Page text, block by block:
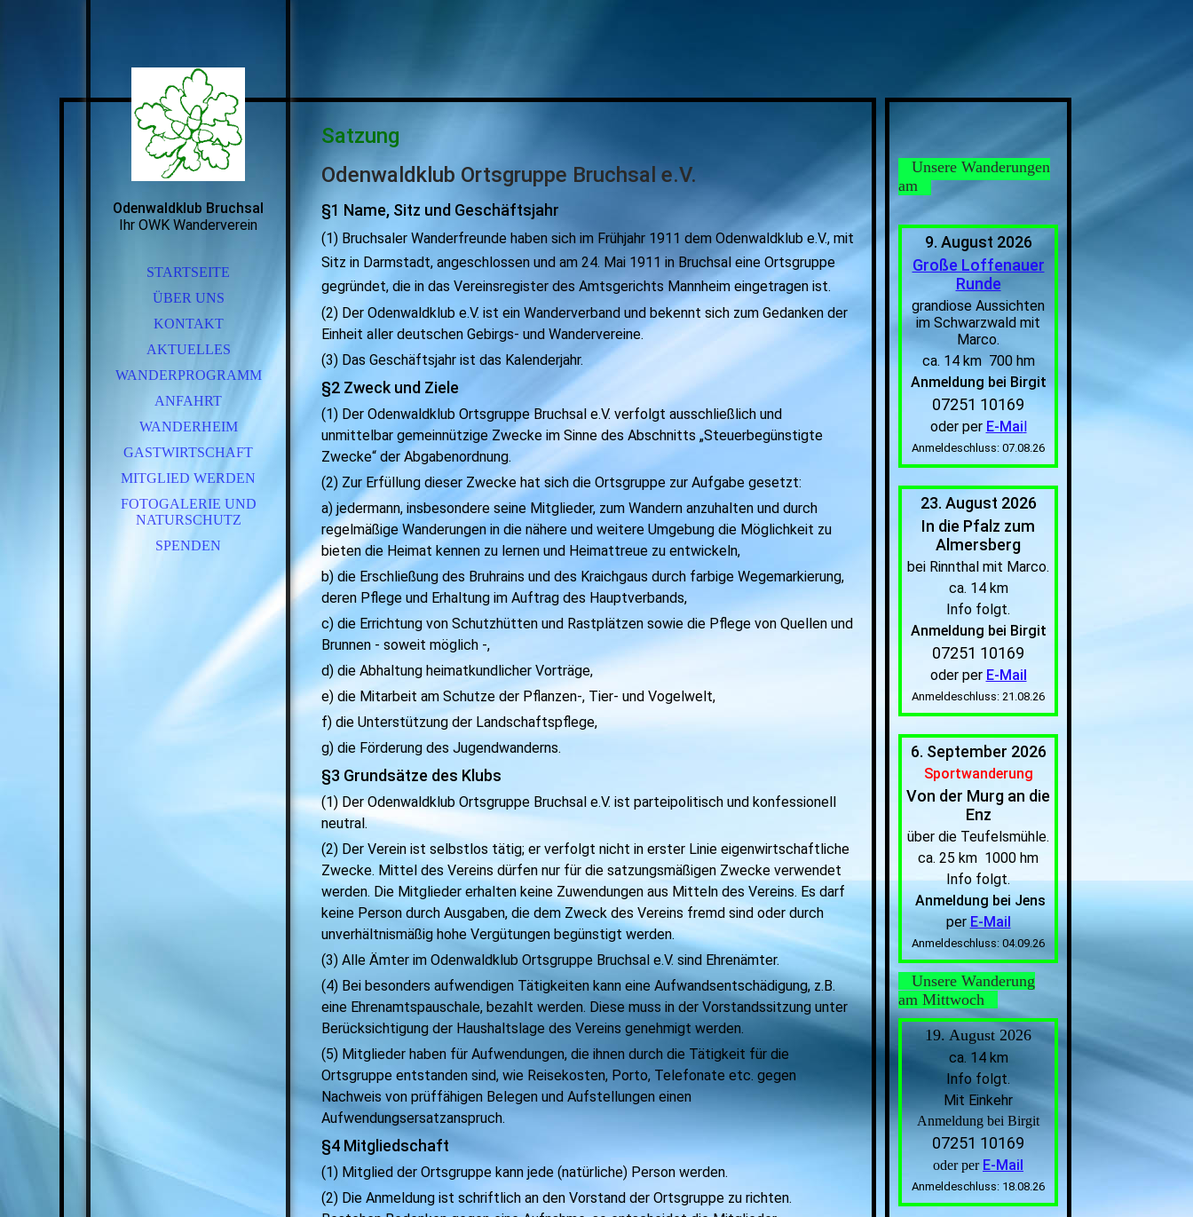
Odenwaldklub Bruchsal
Ihr OWK Wanderverein
STARTSEITE
ÜBER UNS
KONTAKT
AKTUELLES
WANDERPROGRAMM
ANFAHRT
WANDERHEIM
GASTWIRTSCHAFT
MITGLIED WERDEN
FOTOGALERIE UND
NATURSCHUTZ
SPENDEN
Satzung
Odenwaldklub Ortsgruppe Bruchsal e.V.
§1 Name, Sitz und Geschäftsjahr
(1) Bruchsaler Wanderfreunde haben sich im Frühjahr 1911 dem Odenwaldklub e.V., mit
Sitz in Darmstadt, angeschlossen und am 24. Mai 1911 in Bruchsal eine Ortsgruppe
gegründet, die in das Vereinsregister des Amtsgerichts Mannheim eingetragen ist.
(2) Der Odenwaldklub e.V. ist ein Wanderverband und bekennt sich zum Gedanken der
Einheit aller deutschen Gebirgs- und Wandervereine.
(3) Das Geschäftsjahr ist das Kalenderjahr.
§2 Zweck und Ziele
(1) Der Odenwaldklub Ortsgruppe Bruchsal e.V. verfolgt ausschließlich und
unmittelbar gemeinnützige Zwecke im Sinne des Abschnitts „Steuerbegünstigte
Zwecke“ der Abgabenordnung.
(2) Zur Erfüllung dieser Zwecke hat sich die Ortsgruppe zur Aufgabe gesetzt:
a) jedermann, insbesondere seine Mitglieder, zum Wandern anzuhalten und durch
regelmäßige Wanderungen in die nähere und weitere Umgebung die Möglichkeit zu
bieten die Heimat kennen zu lernen und Heimattreue zu entwickeln,
b) die Erschließung des Bruhrains und des Kraichgaus durch farbige Wegemarkierung,
deren Pflege und Erhaltung im Auftrag des Hauptverbands,
c) die Errichtung von Schutzhütten und Rastplätzen sowie die Pflege von Quellen und
Brunnen - soweit möglich -,
d) die Abhaltung heimatkundlicher Vorträge,
e) die Mitarbeit am Schutze der Pflanzen-, Tier- und Vogelwelt,
f) die Unterstützung der Landschaftspflege,
g) die Förderung des Jugendwanderns.
§3 Grundsätze des Klubs
(1) Der Odenwaldklub Ortsgruppe Bruchsal e.V. ist parteipolitisch und konfessionell
neutral.
(2) Der Verein ist selbstlos tätig; er verfolgt nicht in erster Linie eigenwirtschaftliche
Zwecke. Mittel des Vereins dürfen nur für die satzungsmäßigen Zwecke verwendet
werden. Die Mitglieder erhalten keine Zuwendungen aus Mitteln des Vereins. Es darf
keine Person durch Ausgaben, die dem Zweck des Vereins fremd sind oder durch
unverhältnismäßig hohe Vergütungen begünstigt werden.
(3) Alle Ämter im Odenwaldklub Ortsgruppe Bruchsal e.V. sind Ehrenämter.
(4) Bei besonders aufwendigen Tätigkeiten kann eine Aufwandsentschädigung, z.B.
eine Ehrenamtspauschale, bezahlt werden. Diese muss in der Vorstandssitzung unter
Berücksichtigung der Haushaltslage des Vereins genehmigt werden.
(5) Mitglieder haben für Aufwendungen, die ihnen durch die Tätigkeit für die
Ortsgruppe entstanden sind, wie Reisekosten, Porto, Telefonate etc. gegen
Nachweis von prüffähigen Belegen und Aufstellungen einen
Aufwendungsersatzanspruch.
§4 Mitgliedschaft
(1) Mitglied der Ortsgruppe kann jede (natürliche) Person werden.
(2) Die Anmeldung ist schriftlich an den Vorstand der Ortsgruppe zu richten.
Unsere Wanderungen
am
9. August 2026
Große Loffenauer
Runde
grandiose Aussichten
im Schwarzwald mit
Marco.
ca. 14 km 700 hm
Anmeldung bei Birgit
07251 10169
oder per E-Mail
Anmeldeschluss: 07.08.26
23. August 2026
In die Pfalz zum
Almersberg
bei Rinnthal mit Marco.
ca. 14 km
Info folgt.
Anmeldung bei Birgit
07251 10169
oder per E-Mail
Anmeldeschluss: 21.08.26
6. September 2026
Sportwanderung
Von der Murg an die
Enz
über die Teufelsmühle.
ca. 25 km 1000 hm
Info folgt.
Anmeldung bei Jens
per E-Mail
Anmeldeschluss: 04.09.26
Unsere Wanderung
am Mittwoch
19. August 2026
ca. 14 km
Info folgt.
Mit Einkehr
Anmeldung bei Birgit
07251 10169
oder per E-Mail
Anmeldeschluss: 18.08.26